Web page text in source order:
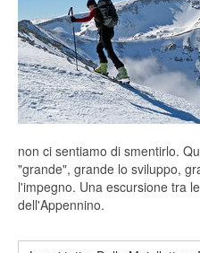
non ci sentiamo di smentirlo.
"grande", grande lo sviluppo,
l'impegno. Una escursione tra
dell'Appennino.